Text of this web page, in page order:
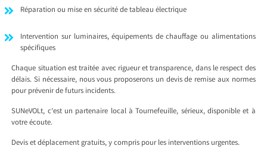
Réparation ou mise en sécurité de tableau électrique
Intervention sur luminaires, équipements de chauffage ou alimentations
spécifiques
Chaque situation est traitée avec rigueur et transparence, dans le respect des
délais. Si nécessaire, nous vous proposerons un devis de remise aux normes
pour prévenir de futurs incidents.
SUNeVOLt, c’est un partenaire local à Tournefeuille, sérieux, disponible et à
votre écoute.
Devis et déplacement gratuits, y compris pour les interventions urgentes.